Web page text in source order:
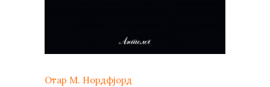
Отар М. Нордфјорд